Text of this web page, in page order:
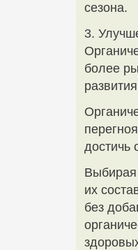
сезона.
3.
более
достичь
Выбирая
их
без